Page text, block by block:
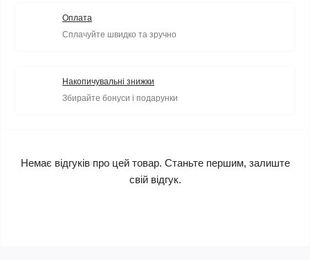
Оплата
Сплачуйте швидко та зручно
Накопичувальні знижки
Збирайте бонуси і подарунки
Немає відгуків про цей товар. Станьте першим, залиште
свій відгук.